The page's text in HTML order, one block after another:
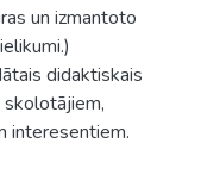
un izmantoto
didaktiskais
interesentiem.